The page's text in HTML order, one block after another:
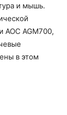
и мышь.
AOC AGM700,
в этом